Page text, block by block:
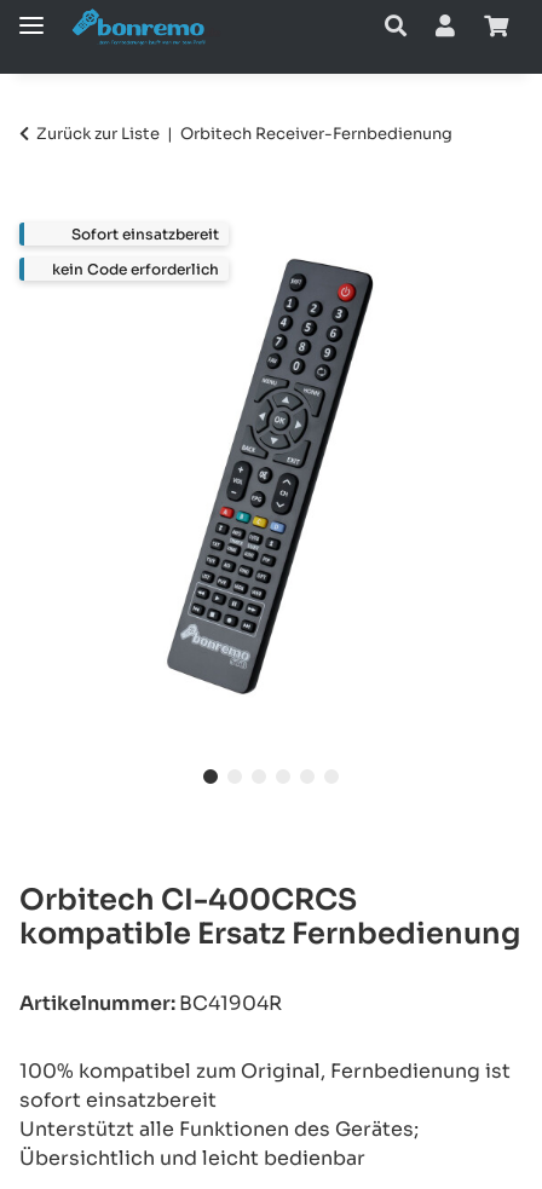
Zurück zur Liste Orbitech Receiver-Fernbedienung
Orbitech CI-400CRCS
kompatible Ersatz Fernbedienung
Artikelnummer:BC41904R
100% kompatibel zum Original, Fernbedienung ist
sofort einsatzbereit
Unterstützt alle Funktionen des Gerätes;
Übersichtlich und leicht bedienbar